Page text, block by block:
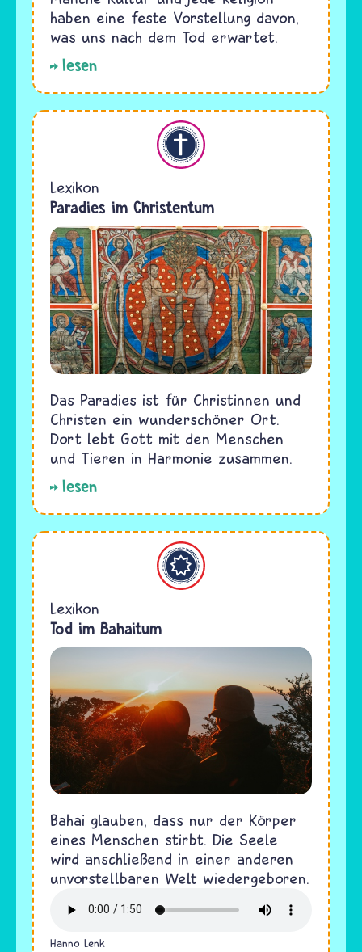
haben eine feste Vorstellung davon,
was uns nach dem Tod erwartet.
lesen
Christentum
Lexikon
Paradies im Christentum
Das Paradies ist für Christinnen und
Christen ein wunderschöner Ort.
Dort lebt Gott mit den Menschen
und Tieren in Harmonie zusammen.
lesen
Bahaitum
Lexikon
Tod im Bahaitum
Bahai glauben, dass nur der Körper
eines Menschen stirbt. Die Seele
wird anschließend in einer anderen
unvorstellbaren Welt wiedergeboren.
Hanno Lenk